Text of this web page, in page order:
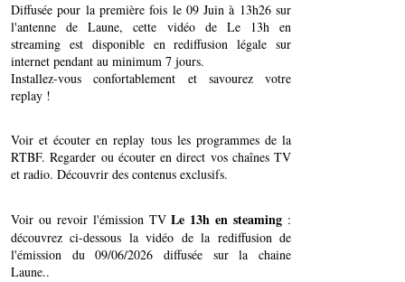
Diffusée pour la première fois le 09 Juin à 13h26 sur
l'antenne de Laune, cette vidéo de Le 13h en
streaming est disponible en rediffusion légale sur
internet pendant au minimum 7 jours.
Installez-vous confortablement et savourez votre
replay !
Voir et écouter en replay tous les programmes de la
RTBF. Regarder ou écouter en direct vos chaînes TV
et radio. Découvrir des contenus exclusifs.
Voir ou revoir l'émission TVLe 13h en steaming :
découvrez ci-dessous la vidéo de la rediffusion de
l'émission du 09/06/2026 diffusée sur la chaine
Laune..